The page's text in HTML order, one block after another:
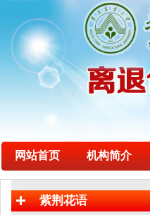
网站首页 机构简介
紫荆花语